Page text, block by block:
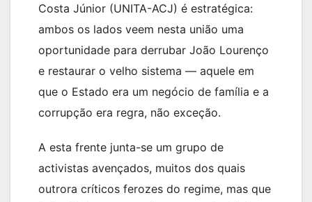
Costa Júnior (UNITA-ACJ) é estratégica:
ambos os lados veem nesta união uma
oportunidade para derrubar João Lourenço
e restaurar o velho sistema — aquele em
que o Estado era um negócio de família e a
corrupção era regra, não exceção.
A esta frente junta-se um grupo de
activistas avençados, muitos dos quais
outrora críticos ferozes do regime, mas que